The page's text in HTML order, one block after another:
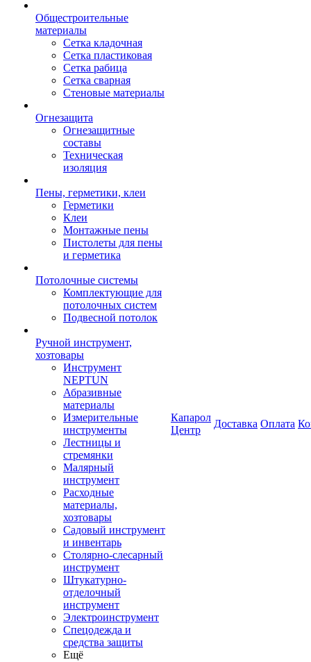
Общестроительные
материалы
Сетка кладочная
Сетка пластиковая
Сетка рабица
Сетка сварная
Стеновые материалы
Огнезащита
Огнезащитные
составы
Техническая
изоляция
Пены, герметики, клеи
Герметики
Клеи
Монтажные пены
Пистолеты для пены
и герметика
Потолочные системы
Комплектующие для
потолочных систем
Подвесной потолок
Ручной инструмент,
хозтовары
Инструмент
NEPTUN
Абразивные
материалы
Измерительные
инструменты
Лестницы и
стремянки
Малярный
инструмент
Расходные
материалы,
хозтовары
Садовый инструмент
и инвентарь
Столярно-слесарный
инструмент
Штукатурно-
отделочный
инструмент
Электроинструмент
Спецодежда и
средства защиты
Ещё
Капарол
Центр
Доставка Оплата